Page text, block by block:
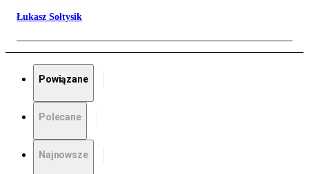
Łukasz Sołtysik
Powiązane
Polecane
Najnowsze